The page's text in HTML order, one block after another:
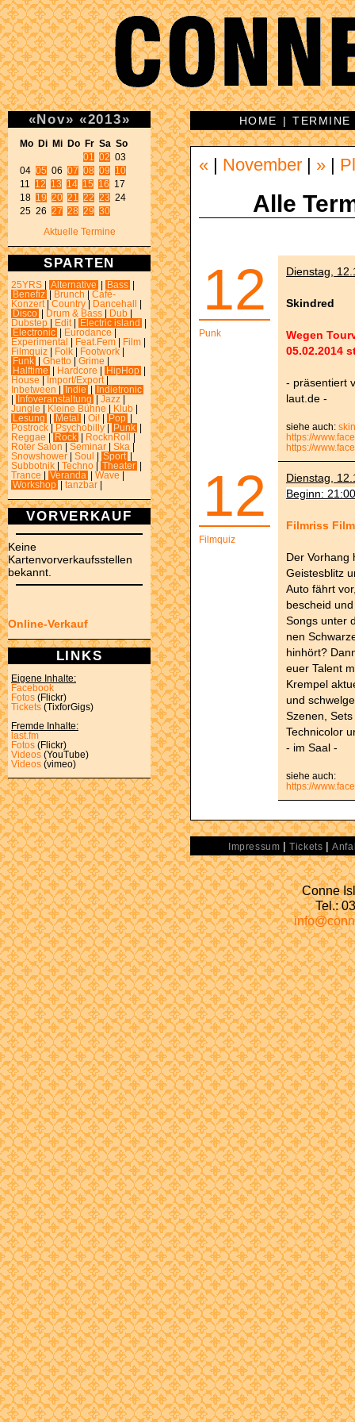
«Nov» «2013»
Mo Di Mi Do Fr Sa So
01
02 03
04 05 06 07 08 09
10
11 12 13 14 15 16 17
18 19 20 21 22 23 24
25 26 27 28 29 30
Aktuelle Termine
SPARTEN
25YRS Alternative Bass
Benefiz
Brunch
Café-
Konzert
Country Dancehall
Disco
Drum & Bass Dub
Dubstep
Edit Electric island
Electronic
Eurodance
Experimental
Feat.Fem Film
Filmquiz
Folk Footwork
Funk
Ghetto Grime
Halftime
Hardcore HipHop
House
Import/Export
Inbetween
Indie
Indietronic
Infoveranstaltung Jazz
Jungle
Kleine Bühne Klub
Lesung
Metal Oi! Pop
Postrock
Psychobilly Punk
Reggae
Rock RocknRoll
Roter Salon
Seminar Ska
Snowshower
Soul Sport
Subbotnik
Techno Theater
Trance
Veranda Wave
Workshop
tanzbar
VORVERKAUF
Keine
Kartenvorverkaufsstellen
bekannt.
Online-Verkauf
LINKS
Eigene Inhalte:
Facebook
Fotos (Flickr)
Tickets (TixforGigs)
Fremde Inhalte:
last.fm
Fotos (Flickr)
Videos (YouTube)
Videos (vimeo)
HOME |TERMINE
« November »
Alle
12
Punk
Dienstag,
Skindred
Wegen
05.02.2014
- präsentiert
laut.de -
siehe auch:
https://
https://
12
Filmquiz
Dienstag,
Beginn:
Filmriss
Der Vorhang
Geistesblitz
Auto fährt
bescheid
Songs unter
nen
hinhört?
euer Talent
Krempel
und
Szenen,
Technicolor
- im Saal -
siehe auch:
https://
Impressum |Tickets |
Conne
Tel.: